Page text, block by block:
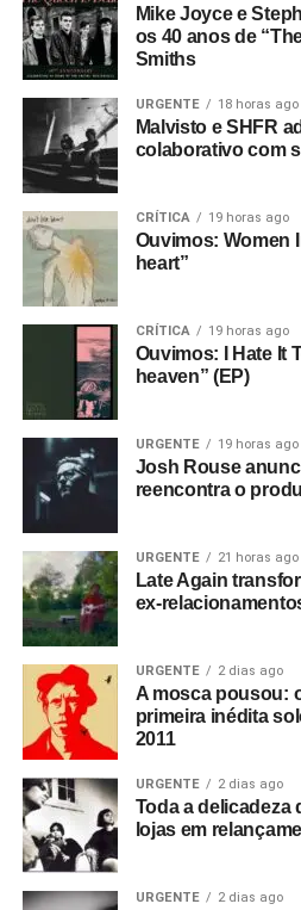
Mike Joyce e
os 40 anos de
Smiths
URGENTE 18 horas ago
Malvisto e SHFR
colaborativo com
CRÍTICA 19 horas ago
Ouvimos: Women
heart”
CRÍTICA 19 horas ago
Ouvimos: I Hate It
heaven” (EP)
URGENTE 19 horas ago
Josh Rouse
reencontra o
URGENTE 21 horas ago
Late Again
ex-
URGENTE 2 dias ago
A mosca pousou:
primeira inédita
2011
URGENTE 2 dias ago
Toda a delicadeza
lojas em
URGENTE 2 dias ago